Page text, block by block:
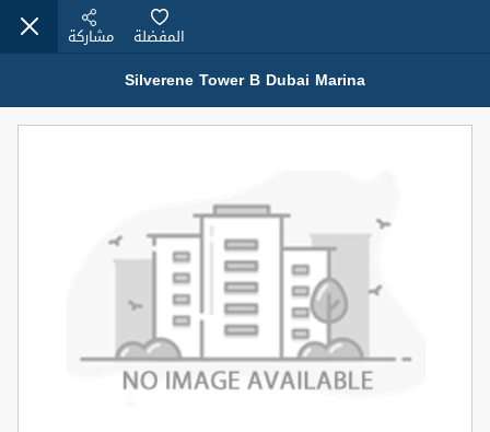
Modern Renovated Unit Near Marina Metro Station
95,000 درهم
سرير
1
حمام
1
المنطقة (متر
70.03
المعروض الشيكات
Silverene Tower B Dubai Marina
المفضلة مشاركة